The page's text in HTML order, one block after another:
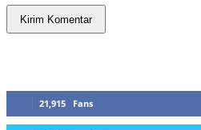
21,915 Fans